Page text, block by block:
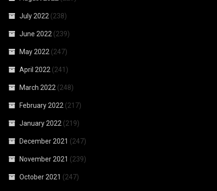
July 2022 (238)
June 2022 (239)
May 2022 (247)
April 2022 (241)
March 2022 (248)
February 2022 (217)
January 2022 (219)
December 2021 (247)
November 2021 (239)
October 2021 (247)